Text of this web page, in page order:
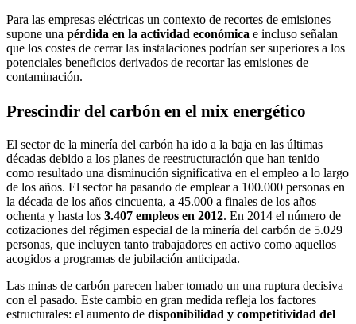
Para las empresas eléctricas un contexto de recortes de emisiones
supone una pérdida en la actividad económica e incluso señalan
que los costes de cerrar las instalaciones podrían ser superiores a los
potenciales beneficios derivados de recortar las emisiones de
contaminación.
Prescindir del carbón en el mix energético
El sector de la minería del carbón ha ido a la baja en las últimas
décadas debido a los planes de reestructuración que han tenido
como resultado una disminución significativa en el empleo a lo largo
de los años. El sector ha pasando de emplear a 100.000 personas en
la década de los años cincuenta, a 45.000 a finales de los años
ochenta y hasta los 3.407 empleos en 2012. En 2014 el número de
cotizaciones del régimen especial de la minería del carbón de 5.029
personas, que incluyen tanto trabajadores en activo como aquellos
acogidos a programas de jubilación anticipada.
Las minas de carbón parecen haber tomado un una ruptura decisiva
con el pasado. Este cambio en gran medida refleja los factores
estructurales: el aumento de disponibilidad y competitividad del